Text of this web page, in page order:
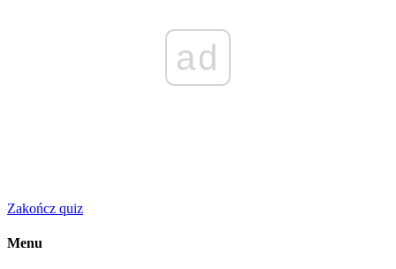
ad
Zakończ quiz
Menu